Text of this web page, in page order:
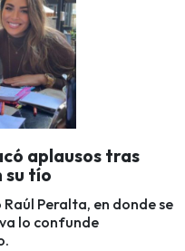
aplausos tras
su tío
Peralta, en donde se
lo confunde